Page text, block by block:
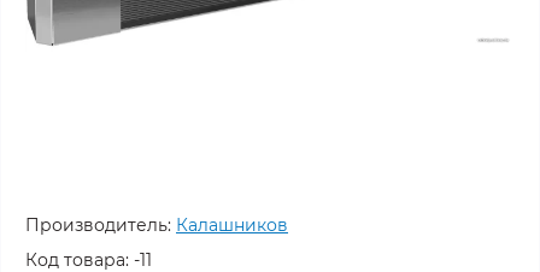
Производитель: Калашников
Код товара: -11